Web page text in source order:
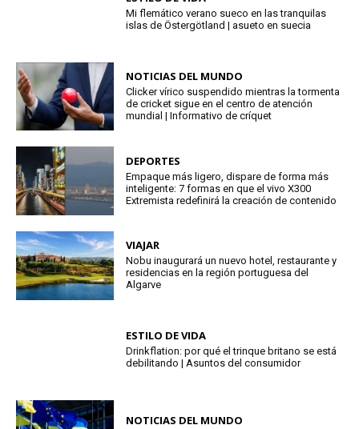
Mi flemático verano sueco en las tranquilas
islas de Östergötland | asueto en suecia
NOTICIAS DEL MUNDO
Clicker vírico suspendido mientras la tormenta
de cricket sigue en el centro de atención
mundial | Informativo de críquet
DEPORTES
Empaque más ligero, dispare de forma más
inteligente: 7 formas en que el vivo X300
Extremista redefinirá la creación de contenido
VIAJAR
Nobu inaugurará un nuevo hotel, restaurante y
residencias en la región portuguesa del
Algarve
ESTILO DE VIDA
Drinkflation: por qué el trinque britano se está
debilitando | Asuntos del consumidor
NOTICIAS DEL MUNDO